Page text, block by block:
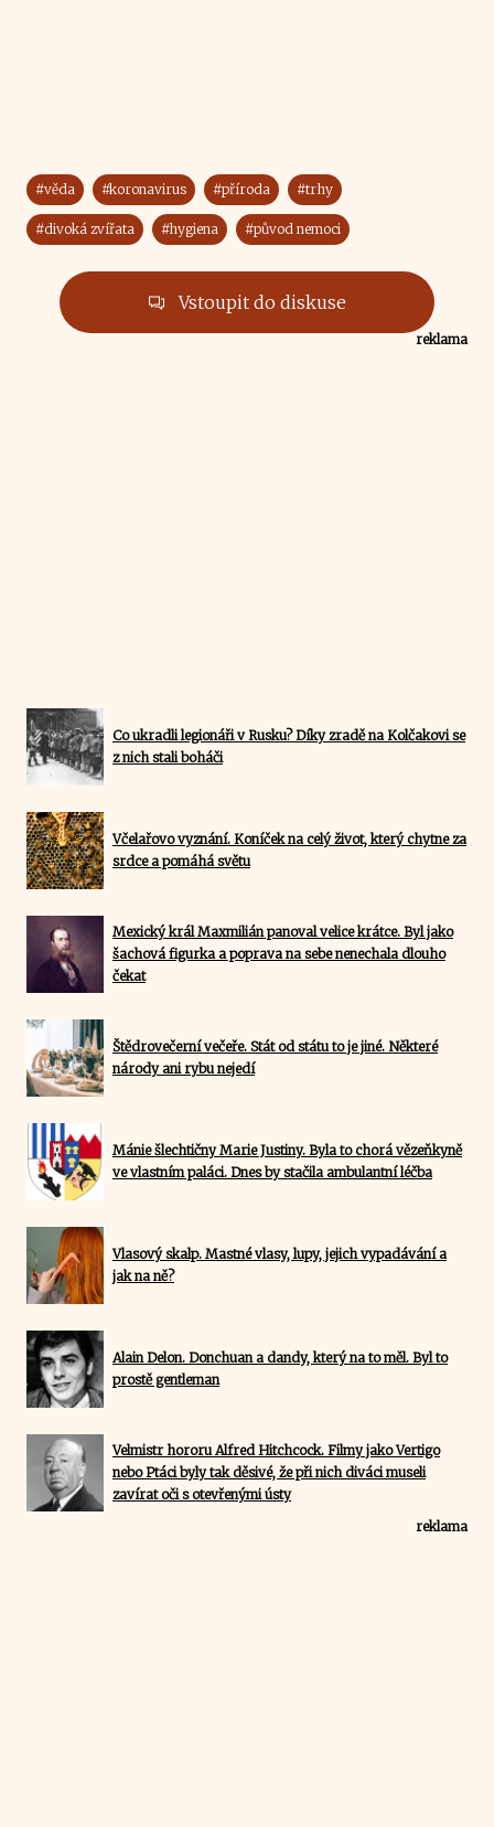
#věda #koronavirus #příroda #trhy
#divoká zvířata #hygiena #původ nemoci
Vstoupit do diskuse
reklama
Co ukradli legionáři v Rusku? Díky zradě na Kolčakovi se
z nich stali boháči
Včelařovo vyznání. Koníček na celý život, který chytne za
srdce a pomáhá světu
Mexický král Maxmilián panoval velice krátce. Byl jako
šachová figurka a poprava na sebe nenechala dlouho
čekat
Štědrovečerní večeře. Stát od státu to je jiné. Některé
národy ani rybu nejedí
Mánie šlechtičny Marie Justiny. Byla to chorá vězeňkyně
ve vlastním paláci. Dnes by stačila ambulantní léčba
Vlasový skalp. Mastné vlasy, lupy, jejich vypadávání a
jak na ně?
Alain Delon. Donchuan a dandy, který na to měl. Byl to
prostě gentleman
Velmistr hororu Alfred Hitchcock. Filmy jako Vertigo
nebo Ptáci byly tak děsivé, že při nich diváci museli
zavírat oči s otevřenými ústy
reklama